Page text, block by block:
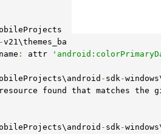
-v21\themes_ba
: attr
- sdk-
found that matches the
- sdk-